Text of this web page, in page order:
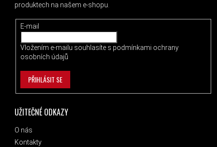
UŽITEČNÉ ODKAZY
O nás
Kontakty
produktech na našem e-shopu.
E-mail
Vložením e-mailu souhlasíte s podmínkami ochrany
osobních údajů
PŘIHLÁSIT SE